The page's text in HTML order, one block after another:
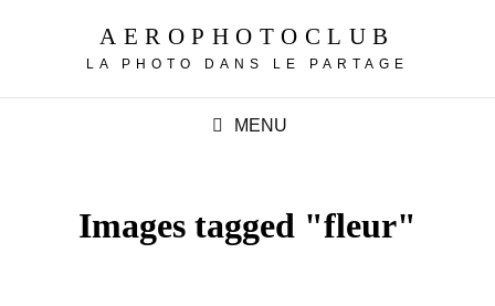
AEROPHOTOCLUB
LA PHOTO DANS LE PARTAGE
MENU
Images tagged "fleur"